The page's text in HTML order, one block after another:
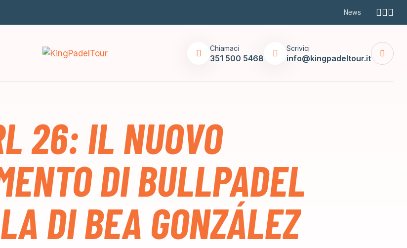
News
Chiamaci
351 500 5468
Scrivici
info@kingpadeltour.it
26: IL NUOVO
DI BULLPADEL
DI BEA GONZÁLEZ